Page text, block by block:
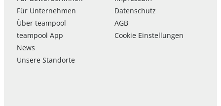
Für Unternehmen
Überteampool
teampool App
News
Unsere Standorte
Datenschutz
AGB
Cookie Einstellungen